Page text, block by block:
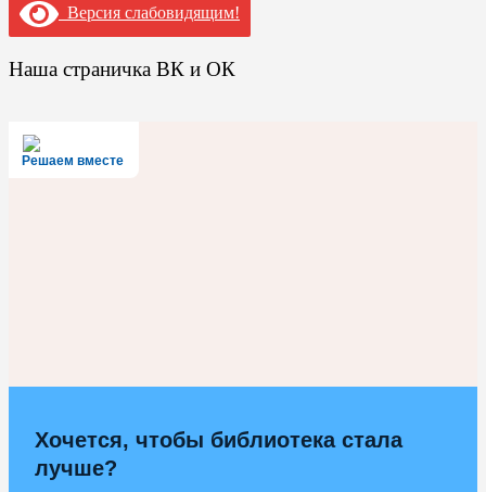
Версия слабовидящим!
Наша страничка ВК и ОК
Решаем вместе
Хочется, чтобы библиотека стала
лучше?